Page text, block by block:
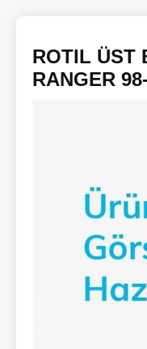
ROTIL ÜST
RANGER